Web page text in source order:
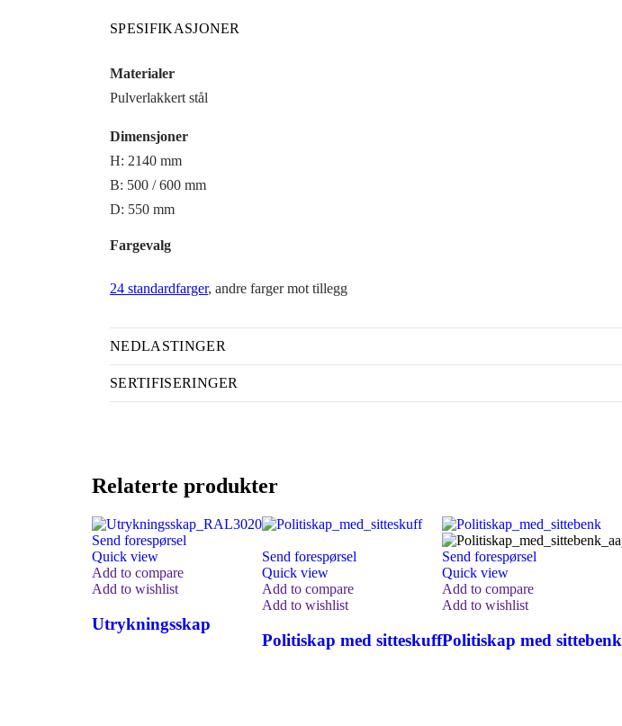
SPESIFIKASJONER
Materialer
Pulverlakkert stål
Dimensjoner
H: 2140 mm
B: 500 / 600 mm
D: 550 mm
Fargevalg
24 standardfarger, andre farger mot tillegg
NEDLASTINGER
SERTIFISERINGER
Relaterte produkter
Send forespørsel
Quick view
Add to compare
Add to wishlist
Utrykningsskap
Send forespørsel
Quick view
Add to compare
Add to wishlist
Politiskap med sitteskuff
Send forespørsel
Quick view
Add to compare
Add to wishlist
Politiskap med sittebenk